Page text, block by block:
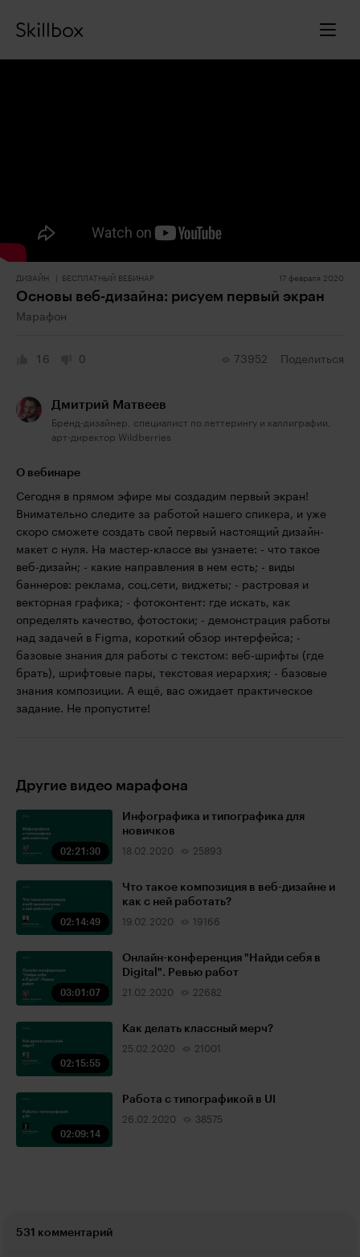
ДИЗАЙН БЕСПЛАТНЫЙ ВЕБИНАР 17 февраля 2020
Основы веб-дизайна: рисуем первый экран
Марафон
16 0 73952 Поделиться
Дмитрий Матвеев
Бренд-дизайнер, специалист по леттерингу и каллиграфии,
арт-директор Wildberries
О вебинаре
Сегодня в прямом эфире мы создадим первый экран!
Внимательно следите за работой нашего спикера, и уже
скоро сможете создать свой первый настоящий дизайн-
макет с нуля. На мастер-классе вы узнаете: - что такое
веб-дизайн; - какие направления в нем есть; - виды
баннеров: реклама, соц.сети, виджеты; - растровая и
векторная графика; - фотоконтент: где искать, как
определять качество, фотостоки; - демонстрация работы
над задачей в Figma, короткий обзор интерфейса; -
базовые знания для работы с текстом: веб-шрифты (где
брать), шрифтовые пары, текстовая иерархия; - базовые
знания композиции. А ещё, вас ожидает практическое
задание. Не пропустите!
Другие видео марафона
02:21:30
Инфографика и типографика для
новичков
18.02.2020 25893
02:14:49
Что такое композиция в веб-дизайне и
как с ней работать?
19.02.2020 19166
03:01:07
Онлайн-конференция "Найди себя в
Digital". Ревью работ
21.02.2020 22682
02:15:55
Как делать классный мерч?
25.02.2020 21001
02:09:14
Работа с типографикой в UI
26.02.2020 38575
531 комментарий